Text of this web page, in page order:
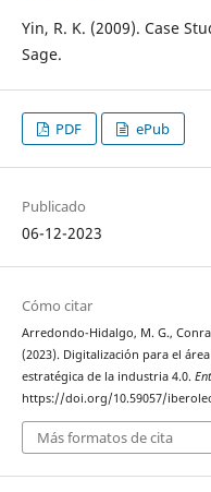
Yin, R. K. (2009). Case
Sage.
PDF ePub
Publicado
06-12-2023
Cómo citar
Arredondo-Hidalgo, M. G.,
(2023). Digitalización para el
estratégica de la industria 4.0.
https://doi.org/10.59057/
Más formatos de cita